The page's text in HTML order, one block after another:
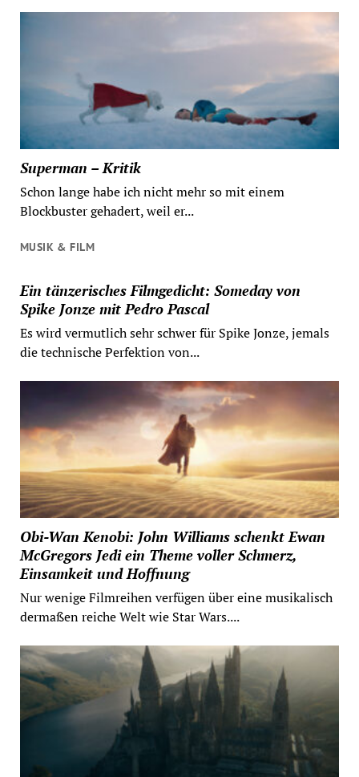
Superman – Kritik
Schon lange habe ich nicht mehr so mit einem
Blockbuster gehadert, weil er...
MUSIK & FILM
Ein tänzerisches Filmgedicht: Someday von
Spike Jonze mit Pedro Pascal
Es wird vermutlich sehr schwer für Spike Jonze, jemals
die technische Perfektion von...
Obi-Wan Kenobi: John Williams schenkt Ewan
McGregors Jedi ein Theme voller Schmerz,
Einsamkeit und Hoffnung
Nur wenige Filmreihen verfügen über eine musikalisch
dermaßen reiche Welt wie Star Wars....